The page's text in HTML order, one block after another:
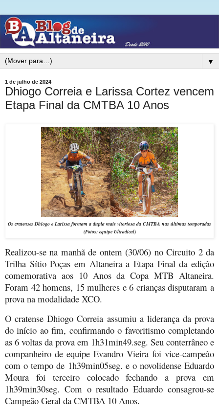
▼
1 de julho de 2024
Dhiogo Correia e Larissa Cortez vencem
Etapa Final da CMTBA 10 Anos
Os cratenses Dhiogo e Larissa formam a dupla mais vitoriosa da CMTBA nas últimas temporadas
(Fotos: equipe Ultradical)
Realizou-se na manhã de ontem (30/06) no Circuito 2 da
Trilha Sítio Poças em Altaneira a Etapa Final da edição
comemorativa aos 10 Anos da Copa MTB Altaneira.
Foram 42 homens, 15 mulheres e 6 crianças disputaram a
prova na modalidade XCO.
O cratense Dhiogo Correia assumiu a liderança da prova
do início ao fim, confirmando o favoritismo completando
as 6 voltas da prova em 1h31min49.seg. Seu conterrâneo e
companheiro de equipe Evandro Vieira foi vice-campeão
com o tempo de 1h39min05seg. e o novolidense Eduardo
Moura foi terceiro colocado fechando a prova em
1h39min30seg. Com o resultado Eduardo consagrou-se
Campeão Geral da CMTBA 10 Anos.